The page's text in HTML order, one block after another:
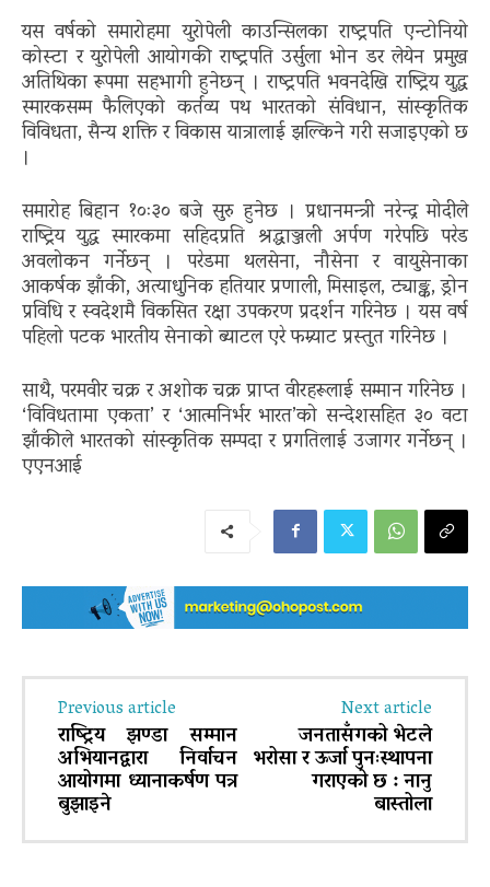
यस वर्षको समारोहमा युरोपेली काउन्सिलका राष्ट्रपति एन्टोनियो
कोस्टा र युरोपेली आयोगकी राष्ट्रपति उर्सुला भोन डर लेयेन प्रमुख
अतिथिका रूपमा सहभागी हुनेछन् । राष्ट्रपति भवनदेखि राष्ट्रिय युद्ध
स्मारकसम्म फैलिएको कर्तव्य पथ भारतको संविधान, सांस्कृतिक
विविधता, सैन्य शक्ति र विकास यात्रालाई झल्किने गरी सजाइएको छ
।
समारोह बिहान १०ः३० बजे सुरु हुनेछ । प्रधानमन्त्री नरेन्द्र मोदीले
राष्ट्रिय युद्ध स्मारकमा सहिदप्रति श्रद्धाञ्जली अर्पण गरेपछि परेड
अवलोकन गर्नेछन् । परेडमा थलसेना, नौसेना र वायुसेनाका
आकर्षक झाँकी, अत्याधुनिक हतियार प्रणाली, मिसाइल, ट्याङ्क, ड्रोन
प्रविधि र स्वदेशमै विकसित रक्षा उपकरण प्रदर्शन गरिनेछ । यस वर्ष
पहिलो पटक भारतीय सेनाको ब्याटल एरे फम्र्याट प्रस्तुत गरिनेछ ।
साथै, परमवीर चक्र र अशोक चक्र प्राप्त वीरहरूलाई सम्मान गरिनेछ ।
‘विविधतामा एकता’ र ‘आत्मनिर्भर भारत’को सन्देशसहित ३० वटा
झाँकीले भारतको सांस्कृतिक सम्पदा र प्रगतिलाई उजागर गर्नेछन् ।
एएनआई
Previous article
राष्ट्रिय झण्डा सम्मान
अभियानद्वारा निर्वाचन
आयोगमा ध्यानाकर्षण पत्र
बुझाइने
Next article
जनतासँगको भेटले
भरोसा र ऊर्जा पुनःस्थापना
गराएको छ : नानु
बास्तोला